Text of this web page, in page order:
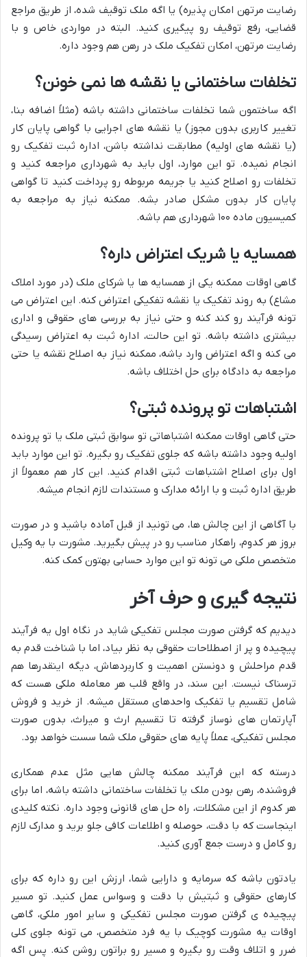
رضایت مرتهن امکان پذیره) یا اگه ملک توقیف شده، از طریق مراجع
قضایی، رفع توقیف رو پیگیری کنید. البته در مواردی خاص و با
رضایت مرتهن، امکان تفکیک ملک در رهن هم وجود داره.
تخلفات ساختمانی یا نقشه ها نمی خونن؟
اگه ساختمون شما تخلفات ساختمانی داشته باشه (مثلاً اضافه بنا،
تغییر کاربری بدون مجوز) یا نقشه های اجرایی با گواهی پایان کار
(یا نقشه های اولیه) مطابقت نداشته باشن، اداره ثبت تفکیک رو
انجام نمیده. تو این موارد، اول باید به شهرداری مراجعه کنید و
تخلفات رو اصلاح کنید یا جریمه مربوطه رو پرداخت کنید تا گواهی
پایان کار بدون مشکل صادر بشه. ممکنه نیاز به مراجعه به
کمیسیون ماده ۱۰۰ شهرداری هم باشه.
همسایه یا شریک اعتراض داره؟
گاهی اوقات ممکنه یکی از همسایه ها یا شرکای ملک (در مورد املاک
مشاع) به روند تفکیک یا نقشه تفکیکی اعتراض کنه. این اعتراض می
تونه فرآیند رو کند کنه و حتی نیاز به بررسی های حقوقی و اداری
بیشتری داشته باشه. تو این حالت، اداره ثبت به اعتراض رسیدگی
می کنه و اگه اعتراض وارد باشه، ممکنه نیاز به اصلاح نقشه یا حتی
مراجعه به دادگاه برای حل اختلاف باشه.
اشتباهات تو پرونده ثبتی؟
حتی گاهی اوقات ممکنه اشتباهاتی تو سوابق ثبتی ملک یا تو پرونده
اولیه وجود داشته باشه که جلوی تفکیک رو بگیره. تو این موارد باید
اول برای اصلاح اشتباهات ثبتی اقدام کنید. این کار هم معمولاً از
طریق اداره ثبت و با ارائه مدارک و مستندات لازم انجام میشه.
با آگاهی از این چالش ها، می تونید از قبل آماده باشید و در صورت
بروز هر کدوم، راهکار مناسب رو در پیش بگیرید. مشورت با یه وکیل
متخصص ملکی می تونه تو این موارد حسابی بهتون کمک کنه.
نتیجه گیری و حرف آخر
دیدیم که گرفتن صورت مجلس تفکیکی شاید در نگاه اول یه فرآیند
پیچیده و پر از اصطلاحات حقوقی به نظر بیاد، اما با شناخت قدم به
قدم مراحلش و دونستن اهمیت و کاربردهاش، دیگه اینقدرها هم
ترسناک نیست. این سند، در واقع قلب هر معامله ملکی هست که
شامل تقسیم یا تفکیک واحدهای مستقل میشه. از خرید و فروش
آپارتمان های نوساز گرفته تا تقسیم ارث و میراث، بدون صورت
مجلس تفکیکی، عملاً پایه های حقوقی ملک شما سست خواهد بود.
درسته که این فرآیند ممکنه چالش هایی مثل عدم همکاری
فروشنده، رهن بودن ملک یا تخلفات ساختمانی داشته باشه، اما برای
هر کدوم از این مشکلات، راه حل های قانونی وجود داره. نکته کلیدی
اینجاست که با دقت، حوصله و اطلاعات کافی جلو برید و مدارک لازم
رو کامل و درست جمع آوری کنید.
یادتون باشه که سرمایه و دارایی شما، ارزش این رو داره که برای
کارهای حقوقی و ثبتیش با دقت و وسواس عمل کنید. تو مسیر
پیچیده ی گرفتن صورت مجلس تفکیکی و سایر امور ملکی، گاهی
اوقات یه مشورت کوچیک با یه فرد متخصص، می تونه جلوی کلی
ضرر و اتلاف وقت رو بگیره و مسیر رو براتون روشن کنه. پس اگه